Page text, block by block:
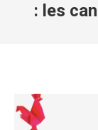
: les